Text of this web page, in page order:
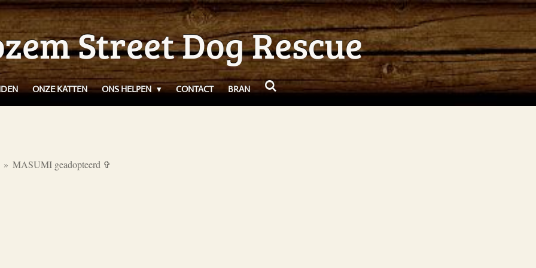
Street Dog Rescue
ONZE KATTEN ONS HELPEN CONTACT BRAN
» MASUMI geadopteerd ✞